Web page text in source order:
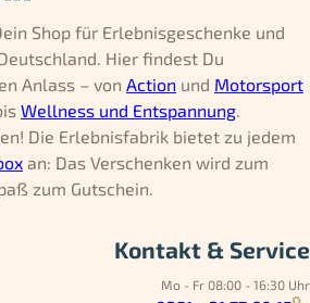
Shop für Erlebnisgeschenke und
Hier findest Du
Anlass – von Action und Motorsport
Wellness und Entspannung.
Die Erlebnisfabrik bietet zu jedem
an: Das Verschenken wird zum
zum Gutschein.
Kontakt & Service
Mo - Fr 08:00 - 16:30 Uhr